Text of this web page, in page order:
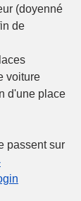
(doyenné
de
voiture
d'une place
passent sur